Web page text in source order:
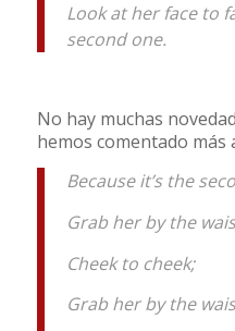
Look at her face to
second one.
No hay muchas
hemos comentado más
Because it’s the
Grab her by the
Cheek to cheek;
Grab her by the